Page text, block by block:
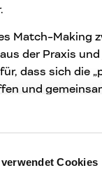
Cookies
Match-Making
der Praxis
dass sich die
und
aktuellen